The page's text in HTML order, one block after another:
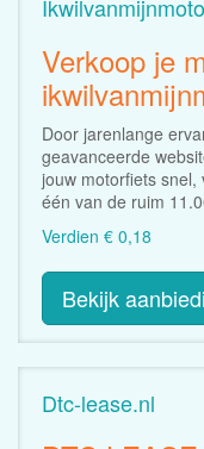
Verkoop je
Door jarenlange
geavanceerde
jouw motorfiets snel,
één van de ruim
Verdien € 0,18
Bekijk
Dtc-lease.nl